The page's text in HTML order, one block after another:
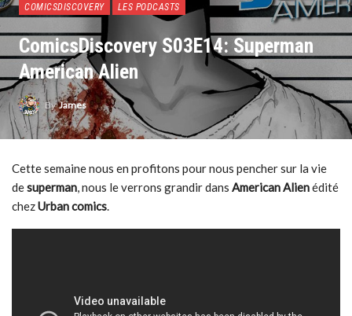
COMICSDISCOVERY LES PODCASTS
ComicsDiscovery S03E14: Superman
American Alien
ByJames
Cette semaine nous en profitons pour nous pencher sur la vie
desuperman, nous le verrons grandir dans American Alienédité
chezUrban comics.